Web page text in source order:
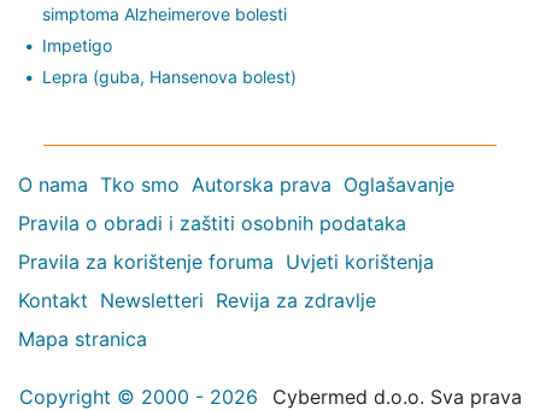
simptoma Alzheimerove bolesti
Impetigo
Lepra (guba, Hansenova bolest)
O nama Tko smo Autorska prava Oglašavanje
Pravila o obradi i zaštiti osobnih podataka
Pravila za korištenje foruma Uvjeti korištenja
Kontakt Newsletteri Revija za zdravlje
Mapa stranica
Copyright © 2000 - 2026
Cybermed d.o.o. Sva prava